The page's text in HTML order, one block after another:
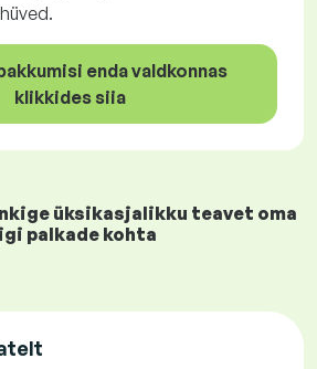
enda valdkonnas
klikkides siia
üksikasjalikku teavet oma
palkade kohta